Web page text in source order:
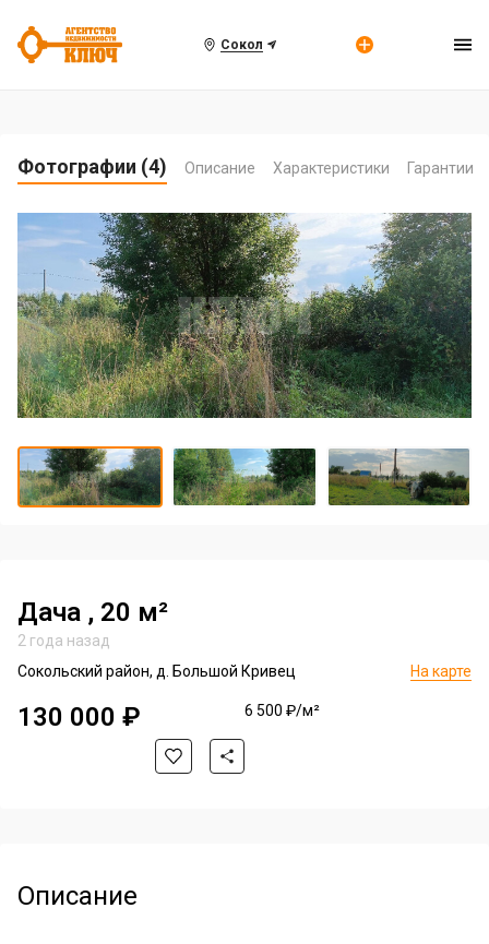
Сокол
Фотографии (4) Описание Характеристики Гарантии
1
of
Дача , 20 м²
2 года назад
Сокольский район, д. Большой Кривец
На карте
130 000 ₽ 6 500 ₽/м²
Описание